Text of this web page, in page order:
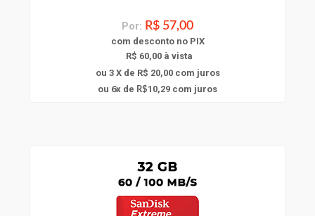
Por: R$ 57,00
com desconto no PIX
R$ 60,00 à vista
ou 3 X de R$ 20,00com juros
ou 6x de R$10,29 com juros